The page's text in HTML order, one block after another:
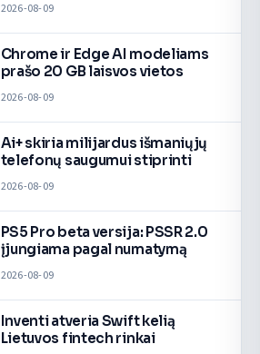
2026-08-09
Chrome ir Edge AI modeliams
prašo 20 GB laisvos vietos
2026-08-09
Ai+ skiria milijardus išmaniųjų
telefonų saugumui stiprinti
2026-08-09
PS5 Pro beta versija: PSSR 2.0
įjungiama pagal numatymą
2026-08-09
Inventi atveria Swift kelią
Lietuvos fintech rinkai